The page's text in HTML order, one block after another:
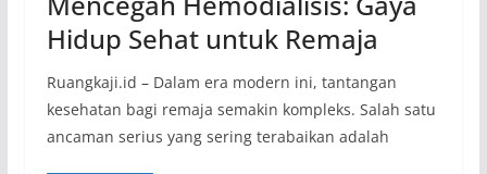
Hidup Sehat untuk Remaja
Ruangkaji.id – Dalam era modern ini, tantangan
kesehatan bagi remaja semakin kompleks. Salah satu
ancaman serius yang sering terabaikan adalah